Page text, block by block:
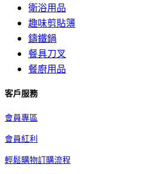
衛浴用品
趣味剪貼簿
鑄鐵鍋
餐具刀叉
餐廚用品
客戶服務
會員專區
會員紅利
輕鬆購物訂購流程